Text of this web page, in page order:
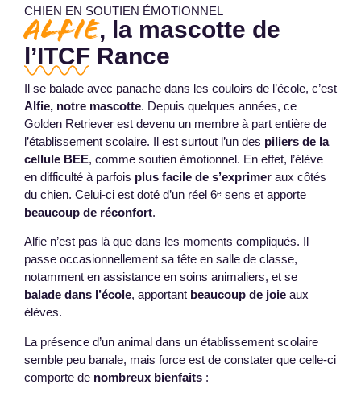
CHIEN EN SOUTIEN ÉMOTIONNEL
Alfie, la mascotte de
l’ITCF Rance
Il se balade avec panache dans les couloirs de l’école, c’est
Alfie, notre mascotte. Depuis quelques années, ce
Golden Retriever est devenu un membre à part entière de
l’établissement scolaire. Il est surtout l’un des piliers de la
cellule BEE, comme soutien émotionnel. En effet, l’élève
en difficulté à parfois plus facile de s’exprimer aux côtés
du chien. Celui-ci est doté d’un réel 6ᵉ sens et apporte
beaucoup de réconfort.
Alfie n’est pas là que dans les moments compliqués. Il
passe occasionnellement sa tête en salle de classe,
notamment en assistance en soins animaliers, et se
balade dans l’école, apportant beaucoup de joie aux
élèves.
La présence d’un animal dans un établissement scolaire
semble peu banale, mais force est de constater que celle-ci
comporte de nombreux bienfaits :